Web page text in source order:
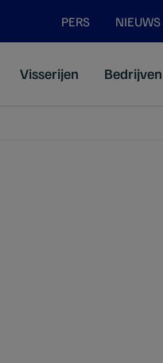
PERS NIEUWS
Visserijen Bedrijven